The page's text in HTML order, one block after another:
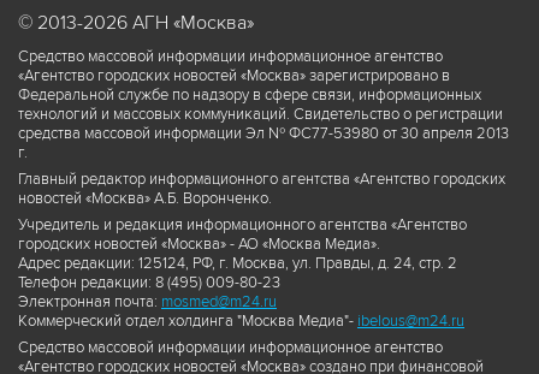
© 2013-2026 АГН «Москва»
Средство массовой информации информационное агентство
«Агентство городских новостей «Москва» зарегистрировано в
Федеральной службе по надзору в сфере связи, информационных
технологий и массовых коммуникаций. Свидетельство о регистрации
средства массовой информации Эл № ФС77-53980 от 30 апреля 2013
г.
Главный редактор информационного агентства «Агентство городских
новостей «Москва» А.Б. Воронченко.
Учредитель и редакция информационного агентства «Агентство
городских новостей «Москва» - АО «Москва Медиа».
Адрес редакции: 125124, РФ, г. Москва, ул. Правды, д. 24, стр. 2
Телефон редакции: 8 (495) 009-80-23
Электронная почта: mosmed@m24.ru
Коммерческий отдел холдинга "Москва Медиа"- ibelous@m24.ru
Средство массовой информации информационное агентство
«Агентство городских новостей «Москва» создано при финансовой